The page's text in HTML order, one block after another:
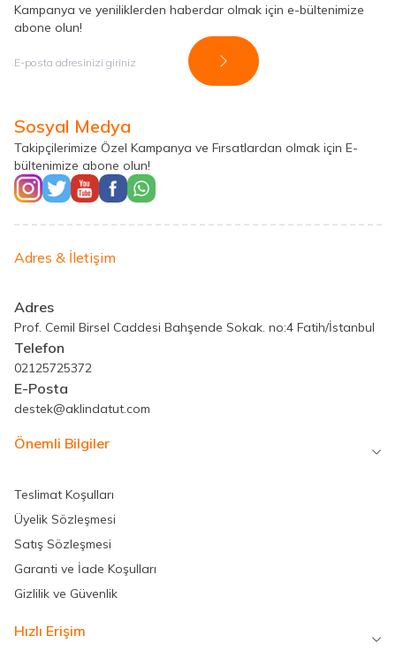
Kampanya ve yeniliklerden haberdar olmak için e-bültenimize
abone olun!
Kayıt Ol
Sosyal Medya
Takipçilerimize Özel Kampanya ve Fırsatlardan olmak için E-
bültenimize abone olun!
Adres & İletişim
Adres
Prof. Cemil Birsel Caddesi Bahşende Sokak. no:4 Fatih/İstanbul
Telefon
02125725372
E-Posta
destek@aklindatut.com
Önemli Bilgiler
Teslimat Koşulları
Üyelik Sözleşmesi
Satış Sözleşmesi
Garanti ve İade Koşulları
Gizlilik ve Güvenlik
Hızlı Erişim